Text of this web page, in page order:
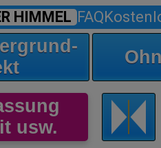
HIMMEL FAQ
usw.